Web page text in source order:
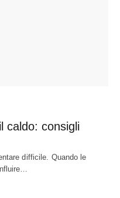
caldo: consigli
difficile. Quando le